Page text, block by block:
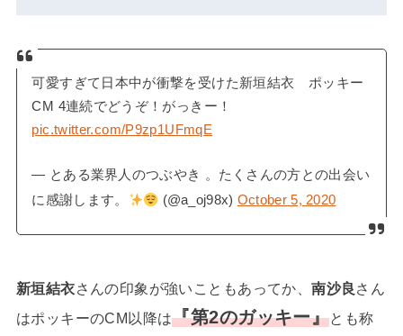
可愛すぎて日本中が衝撃を受けた新垣結衣 ポッキー
CM 4連続でどうぞ！がっきー！
pic.twitter.com/P9zp1UFmqE
— とある業界人のつぶやき 。たくさんの方との出会い
に感謝します。
(@a_oj98x) October 5, 2020
新垣結衣さんの印象が強いこともあってか、南沙良 さん
はポッキーのCM以降は『第2のガッキー』とも称